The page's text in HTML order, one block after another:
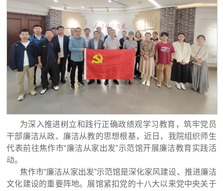
为深入推进树立和践行正确政绩观学习教育，筑牢党员
干部廉洁从政、廉洁从教的思想根基，近日，我院组织师生
代表前往焦作市“廉洁从家出发”示范馆开展廉洁教育实践活
动。
焦作市“廉洁从家出发”示范馆是深化家风建设、推进廉洁
文化建设的重要阵地。展馆紧扣党的十八大以来党中央关于